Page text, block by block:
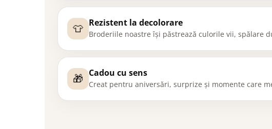
👕 Rezistent la decolorare
Broderiile noastre își păstrează culorile vii, spălare
🎁 Cadou cu sens
Creat pentru aniversări, surprize și momente care